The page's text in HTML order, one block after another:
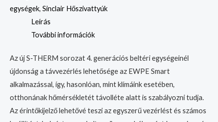
egységek, Sinclair Hőszivattyúk
Leírás
További információk
Az új S-THERM sorozat 4. generációs beltéri egységeinél
újdonság a távvezérlés lehetősége az EWPE Smart
alkalmazással, így, hasonlóan, mint klímáink esetében,
otthonának hőmérsékletét távolléte alatt is szabályozni tudja.
Az érintőkijelző lehetővé teszi az egyszerű vezérlést és számos